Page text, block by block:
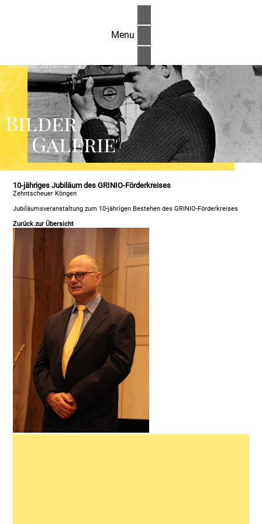
Menu
Bilder
Galerie
10-jähriges Jubiläum des GRINIO-Förderkreises
Zehntscheuer Köngen
Jubiläumsveranstaltung zum 10-jährigen Bestehen des GRINIO-Förderkreises
Zurück zur Übersicht